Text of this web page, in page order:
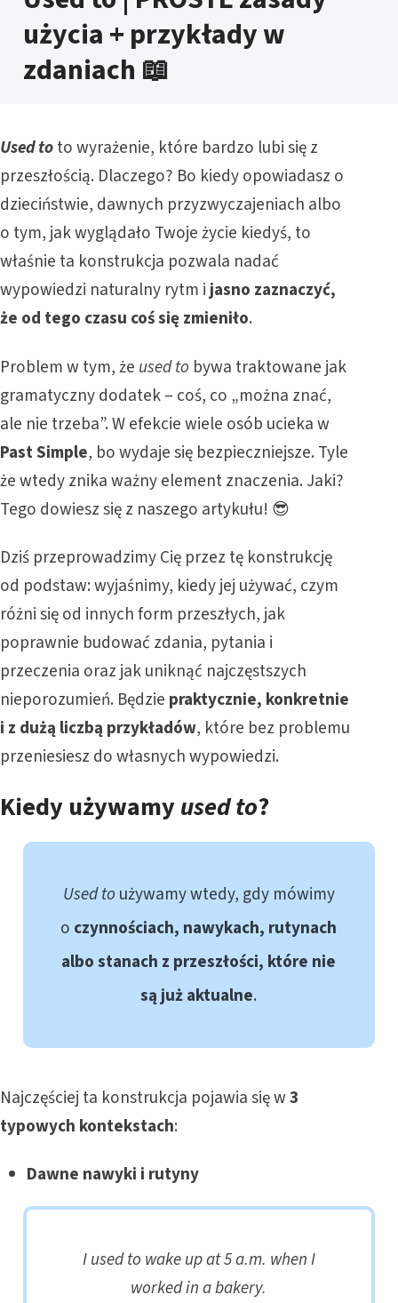
użycia + przykłady w
zdaniach 📖
Used toto wyrażenie, które bardzo lubi się z
przeszłością. Dlaczego? Bo kiedy opowiadasz o
dzieciństwie, dawnych przyzwyczajeniach albo
o tym, jak wyglądało Twoje życie kiedyś, to
właśnie ta konstrukcja pozwala nadać
wypowiedzi naturalny rytm ijasno zaznaczyć,
że od tego czasu coś się zmieniło.
Problem w tym, że used to bywa traktowane jak
gramatyczny dodatek – coś, co „można znać,
ale nie trzeba”. W efekcie wiele osób ucieka w
Past Simple, bo wydaje się bezpieczniejsze. Tyle
że wtedy znika ważny element znaczenia. Jaki?
Tego dowiesz się z naszego artykułu! 😎
Dziś przeprowadzimy Cię przez tę konstrukcję
od podstaw: wyjaśnimy, kiedy jej używać, czym
różni się od innych form przeszłych, jak
poprawnie budować zdania, pytania i
przeczenia oraz jak uniknąć najczęstszych
nieporozumień. Będzie praktycznie, konkretnie
i z dużą liczbą przykładów, które bez problemu
przeniesiesz do własnych wypowiedzi.
Kiedy używamyused to?
Used to używamy wtedy, gdy mówimy
o czynnościach, nawykach, rutynach
albo stanach z przeszłości, które nie
są już aktualne.
Najczęściej ta konstrukcja pojawia się w3
typowych kontekstach:
Dawne nawyki i rutyny
I used to wake up at 5 a.m. when I
worked in a bakery.